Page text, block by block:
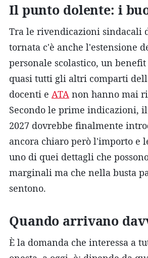
Il punto dolente: i
Tra le rivendicazioni sindacali
tornata c'è anche l'estensione
personale scolastico, un
quasi tutti gli altri comparti
docenti e ATA non hanno mai
Secondo le prime indicazioni, il
2027 dovrebbe finalmente
ancora chiaro però l'importo e
uno di quei dettagli che
marginali ma che nella busta
sentono.
Quando arrivano
È la domanda che interessa a